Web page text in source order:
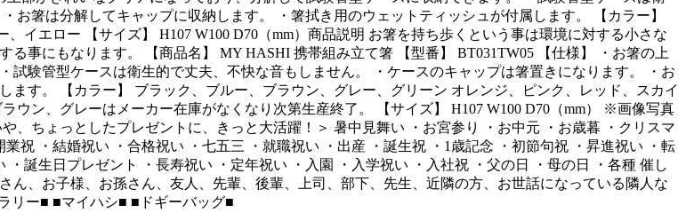
箸は分解してキャップに収納します。 ・箸拭き用のウェットティッシュが付属します。 【カラー】
イエロー 【サイズ】 H107 W100 D70（mm）商品説明 お箸を持ち歩くという事は環境に対する小さな
事にもなります。 【商品名】 MY HASHI 携帯組み立て箸 【型番】 BT031TW05 【仕様】 ・お箸の上
験管型ケースは衛生的で丈夫、不快な音もしません。 ・ケースのキャップは箸置きになります。 ・お
す。 【カラー】 ブラック、ブルー、ブラウン、グレー、グリーン オレンジ、ピンク、レッド、スカイ
ウン、グレーはメーカー在庫がなくなり次第生産終了。 【サイズ】 H107 W100 D70（mm） ※画像写真
、ちょっとしたプレゼントに、きっと大活躍！＞ 暑中見舞い ・お宮参り ・お中元 ・お歳暮 ・クリスマ
祝 ・結婚祝い ・合格祝い ・七五三 ・就職祝い ・出産 ・誕生祝 ・1歳記念 ・初節句祝 ・昇進祝い ・転
誕生日プレゼント ・長寿祝い ・定年祝い ・入園 ・入学祝い ・入社祝 ・父の日 ・母の日 ・各種 催し
、お子様、お孫さん、友人、先輩、後輩、上司、部下、先生、近隣の方、お世話になっている隣人な
リー■ ■マイハシ■ ■ドギーバッグ■